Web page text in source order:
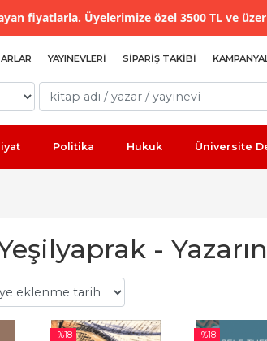
fiyatlarla. Üyelerimize özel 3500 TL ve
YAYINEVLERI SIPARIŞ TAKIBI
Politika Hukuk Üniversite
-
-%18 -%18